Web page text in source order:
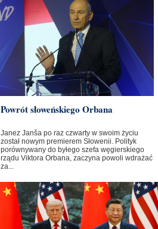
Powrót słoweńskiego Orbana
Janez Janša po raz czwarty w swoim życiu
został nowym premierem Słowenii. Polityk
porównywany do byłego szefa węgierskiego
rządu Viktora Orbana, zaczyna powoli wdrażać
za...